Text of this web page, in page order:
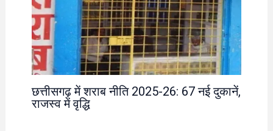
छत्तीसगढ़ में शराब नीति 2025-26: 67 नई दुकानें,
राजस्व में वृद्धि